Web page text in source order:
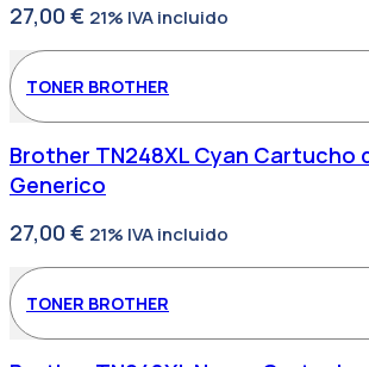
27,00 € 21% IVA incluido
TONER BROTHER
Brother TN248XL Cyan Cartucho
Generico
27,00 € 21% IVA incluido
TONER BROTHER